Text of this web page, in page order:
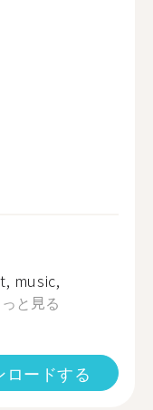
music,
と見る
ロードする